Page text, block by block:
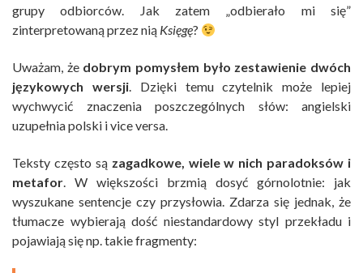
grupy odbiorców. Jak zatem „odbierało mi się”
zinterpretowaną przez nią Księgę?
Uważam, że dobrym pomysłem było zestawienie dwóch
językowych wersji. Dzięki temu czytelnik może lepiej
wychwycić znaczenia poszczególnych słów: angielski
uzupełnia polski i vice versa.
Teksty często są zagadkowe, wiele w nich paradoksów i
metafor. W większości brzmią dosyć górnolotnie: jak
wyszukane sentencje czy przysłowia. Zdarza się jednak, że
tłumacze wybierają dość niestandardowy styl przekładu i
pojawiają się np. takie fragmenty: